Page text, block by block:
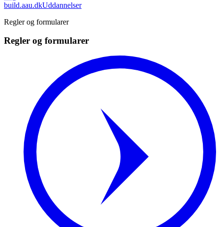
build.aau.dkUddannelser
Regler og formularer
Regler og formularer